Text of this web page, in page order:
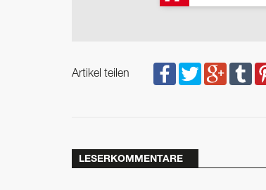
Artikel teilen
LESERKOMMENTARE